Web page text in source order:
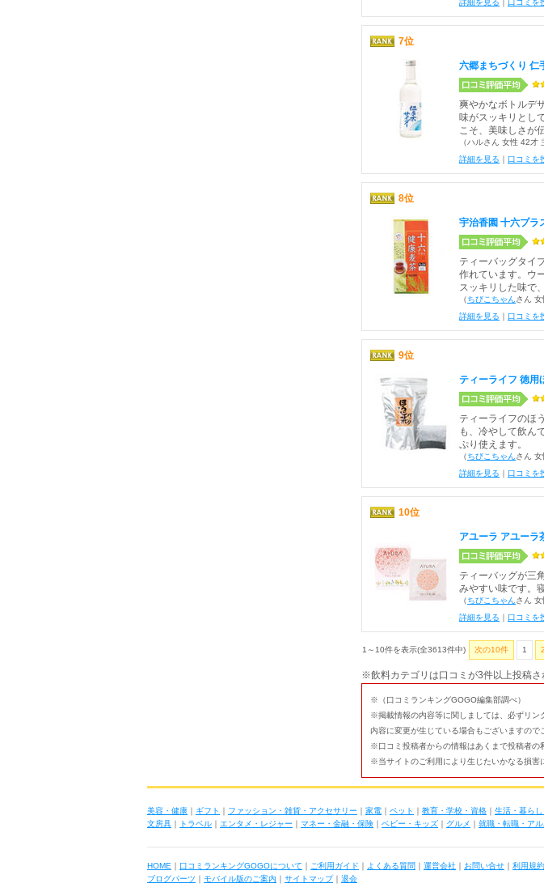
詳細を見る ｜ 口コミを
7位
六郷まちづくり 仁
爽やかなボトルデ
味がスッキリとし
こそ、美味しさが
（ハルさん 女性 42才
詳細を見る ｜ 口コミを
8位
宇治香園 十六プラ
ティーバッグタイ
作れています。ウ
スッキリした味で
（ちびこちゃんさん 女
詳細を見る ｜ 口コミを
9位
ティーライフ 徳用
ティーライフのほ
も、冷やして飲ん
ぷり使えます。
（ちびこちゃんさん 女
詳細を見る ｜ 口コミを
10位
アユーラ アユーラ
ティーバッグが三
みやすい味です。
（ちびこちゃんさん 女
詳細を見る ｜ 口コミを
1～10件を表示(全3613件中) 次の10件 1 2
※飲料カテゴリは口コミが3件以上投稿
※（口コミランキングGOGO編集部調べ）
※掲載情報の内容等に関しましては、必ずリン
内容に変更が生じている場合もございますので
※口コミ投稿者からの情報はあくまで投稿者の
※当サイトのご利用により生じたいかなる損害
美容・健康 ｜ ギフト ｜ ファッション・雑貨・アクセサリー ｜ 家電 ｜ ペット ｜ 教育・学校・資格 ｜ 生活・暮ら
文房具 ｜ トラベル ｜ エンタメ・レジャー ｜ マネー・金融・保険 ｜ ベビー・キッズ ｜ グルメ ｜ 就職・転職・アル
HOME ｜ 口コミランキングGOGOについて ｜ ご利用ガイド ｜ よくある質問 ｜ 運営会社 ｜ お問い合せ ｜ 利用規約
ブログパーツ ｜ モバイル版のご案内 ｜ サイトマップ｜ 退会